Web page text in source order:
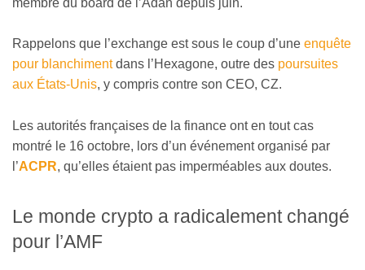
Rappelons que l’exchange est sous le coup d’une enquête
pour blanchimentdans l’Hexagone, outre des poursuites
aux États-Unis, y compris contre son CEO, CZ.
Les autorités françaises de la finance ont en tout cas
montré le 16 octobre, lors d’un événement organisé par
l’ACPR, qu’elles étaient pas imperméables aux doutes.
Le monde crypto a radicalement changé
pour l’AMF